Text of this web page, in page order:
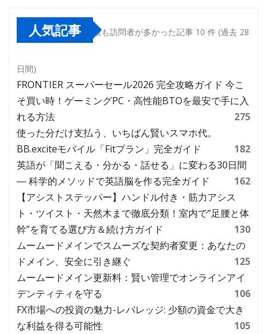
人気記事 最も訪問者が多かった記事 10 件 (過去 28
日間)
FRONTIER スーパーセール2026 完全攻略ガイド 今こ
そ買い時！ゲーミングPC・高性能BTOを最安で手に入
れる方法
275
使った分だけ支払う、いちばん賢いスマホ代。
BB.exciteモバイル「Fitプラン」完全ガイド
182
英語が「聞こえる・分かる・話せる」に変わる30日間
― 科学的メソッドで英語脳を作る完全ガイド
162
【アシストステッパー】ハンドル付き・筋力アシス
ト・ツイスト・天然木まで徹底分類！室内で“足腰と体
幹”を育てる選び方＆続け方ガイド
130
ムームードメインでスムーズな契約者変更：あなたの
ドメイン、安全に引き継ぐ
125
ムームードメイン更新料：賢い管理でオンラインアイ
デンティティを守る
106
FX市場への投資の魅力-レバレッジ: 少額の資金で大き
な利益を得る可能性
105